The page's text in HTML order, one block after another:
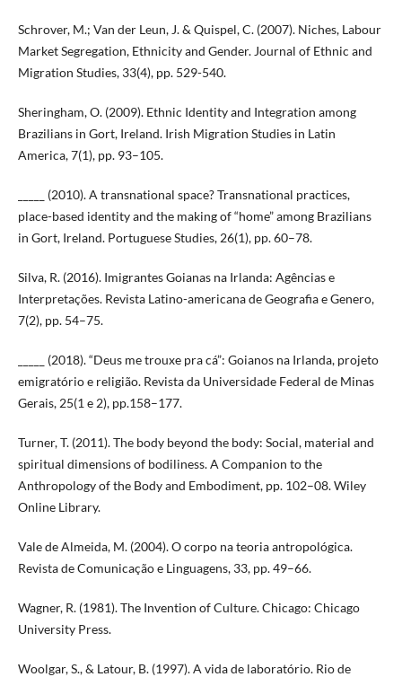
Schrover, M.; Van der Leun, J. & Quispel, C. (2007). Niches, Labour
Market Segregation, Ethnicity and Gender. Journal of Ethnic and
Migration Studies, 33(4), pp. 529-540.
Sheringham, O. (2009). Ethnic Identity and Integration among
Brazilians in Gort, Ireland. Irish Migration Studies in Latin
America, 7(1), pp. 93–105.
_____ (2010). A transnational space? Transnational practices,
place-based identity and the making of “home” among Brazilians
in Gort, Ireland. Portuguese Studies, 26(1), pp. 60–78.
Silva, R. (2016). Imigrantes Goianas na Irlanda: Agências e
Interpretações. Revista Latino-americana de Geografia e Genero,
7(2), pp. 54–75.
_____ (2018). “Deus me trouxe pra cá”: Goianos na Irlanda, projeto
emigratório e religião. Revista da Universidade Federal de Minas
Gerais, 25(1 e 2), pp.158–177.
Turner, T. (2011). The body beyond the body: Social, material and
spiritual dimensions of bodiliness. A Companion to the
Anthropology of the Body and Embodiment, pp. 102–08. Wiley
Online Library.
Vale de Almeida, M. (2004). O corpo na teoria antropológica.
Revista de Comunicação e Linguagens, 33, pp. 49–66.
Wagner, R. (1981). The Invention of Culture. Chicago: Chicago
University Press.
Woolgar, S., & Latour, B. (1997). A vida de laboratório. Rio de